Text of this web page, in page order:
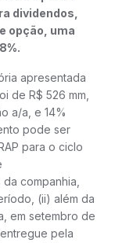
dividendos,
opção, uma
apresentada
de R$ 526 mm,
a/a, e 14%
pode ser
para o ciclo
companhia,
(ii) além da
em setembro de
pela